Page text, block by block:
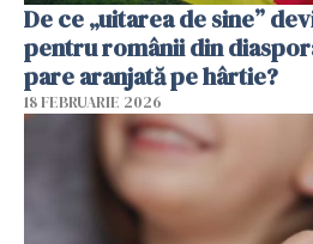
De ce „uitarea de sine”
pentru românii din
pare aranjată pe hârtie?
18 FEBRUARIE 2026